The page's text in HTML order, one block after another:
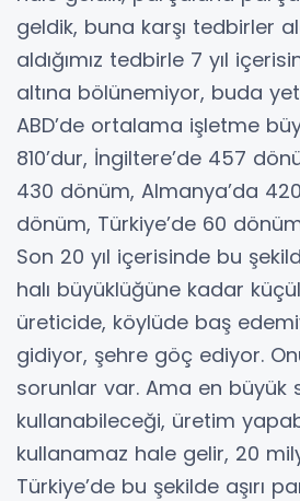
geldik, buna karşı tedbirler
aldığımız tedbirle 7 yıl
altına bölünemiyor, buda
ABD’de ortalama işletme
810’dur, İngiltere’de 457
430 dönüm, Almanya’da
dönüm, Türkiye’de 60
Son 20 yıl içerisinde bu
halı büyüklüğüne kadar
üreticide, köylüde baş
gidiyor, şehre göç ediyor.
sorunlar var. Ama en büyük
kullanabileceği, üretim
kullanamaz hale gelir, 20
Türkiye’de bu şekilde aşırı